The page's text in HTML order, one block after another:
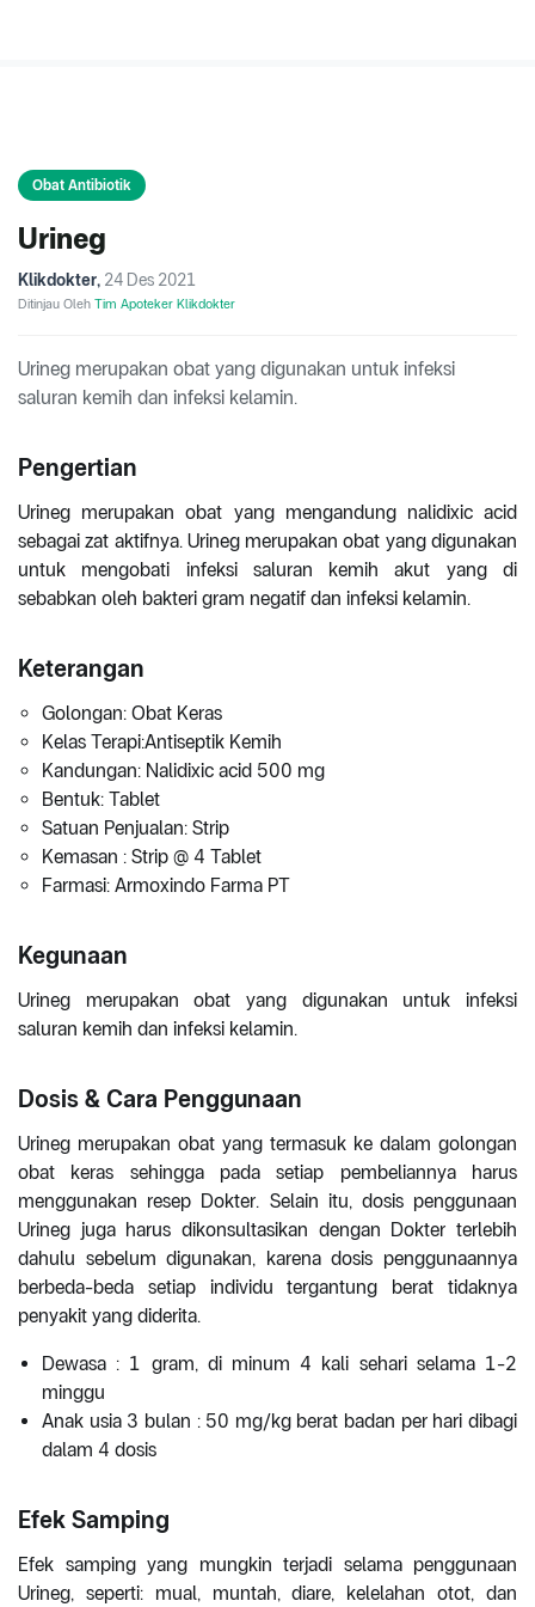
Obat Antibiotik
Urineg
Klikdokter, 24 Des 2021
Ditinjau Oleh Tim Apoteker Klikdokter
Urineg merupakan obat yang digunakan untuk infeksi
saluran kemih dan infeksi kelamin.
Pengertian
Urineg merupakan obat yang mengandung nalidixic acid
sebagai zat aktifnya. Urineg merupakan obat yang digunakan
untuk mengobati infeksi saluran kemih akut yang di
sebabkan oleh bakteri gram negatif dan infeksi kelamin.
Keterangan
Golongan: Obat Keras
Kelas Terapi:Antiseptik Kemih
Kandungan: Nalidixic acid 500 mg
Bentuk: Tablet
Satuan Penjualan: Strip
Kemasan : Strip @ 4 Tablet
Farmasi: Armoxindo Farma PT
Kegunaan
Urineg merupakan obat yang digunakan untuk infeksi
saluran kemih dan infeksi kelamin.
Dosis & Cara Penggunaan
Urineg merupakan obat yang termasuk ke dalam golongan
obat keras sehingga pada setiap pembeliannya harus
menggunakan resep Dokter. Selain itu, dosis penggunaan
Urineg juga harus dikonsultasikan dengan Dokter terlebih
dahulu sebelum digunakan, karena dosis penggunaannya
berbeda-beda setiap individu tergantung berat tidaknya
penyakit yang diderita.
Dewasa : 1 gram, di minum 4 kali sehari selama 1-2
minggu
Anak usia 3 bulan : 50 mg/kg berat badan per hari dibagi
dalam 4 dosis
Efek Samping
Efek samping yang mungkin terjadi selama penggunaan
Urineg, seperti: mual, muntah, diare, kelelahan otot, dan